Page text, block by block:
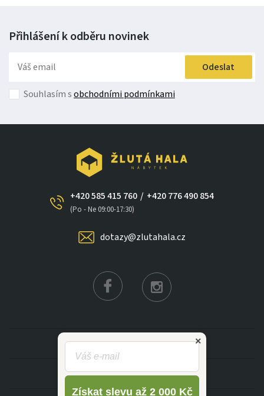
Přihlášení k odběru novinek
Odeslat
Souhlasím sobchodními podmínkami
+420 585 415 760
(Po - Ne 09:00-17:30)
/ +420 776 490 854
dotazy@zlutahala.cz
KATEGORIE
INFORMACE
×
Získat slevu až 2 000 Kč